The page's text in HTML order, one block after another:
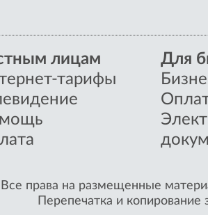
лицам
тарифы
Для
права на размещенные
Перепечатка и